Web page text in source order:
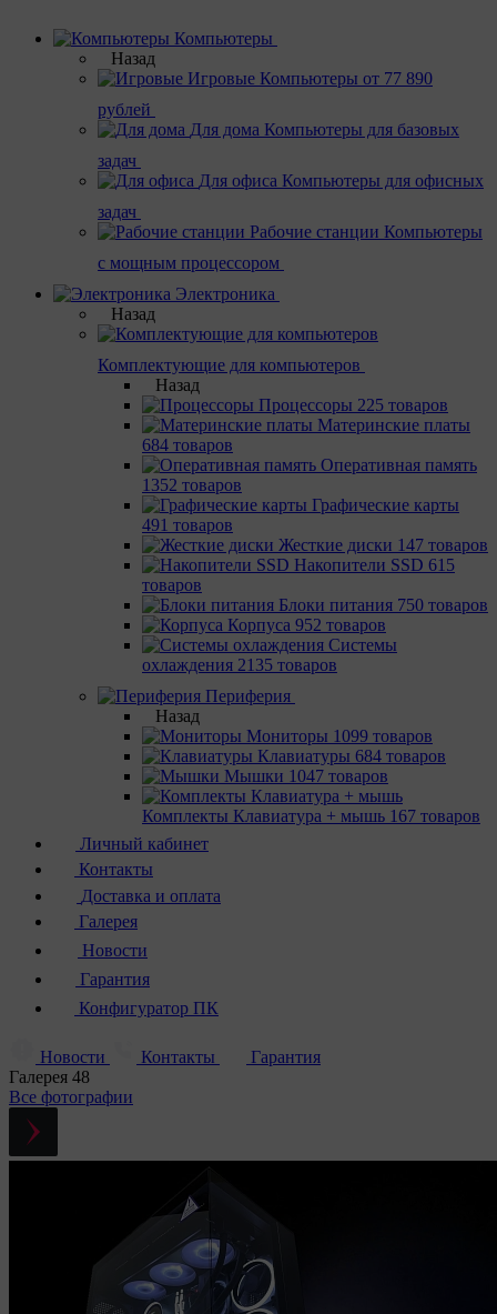
Компьютеры
Назад
Игровые Компьютеры от 77 890
рублей
Для дома Компьютеры для базовых
задач
Для офиса Компьютеры для офисных
задач
Рабочие станции Компьютеры
с мощным процессором
Электроника
Назад
Комплектующие для компьютеров
Назад
Процессоры 225 товаров
Материнcкие платы
684 товаров
Оперативная память
1352 товаров
Графические карты
491 товаров
Жесткие диски 147 товаров
Накопители SSD 615
товаров
Блоки питания 750 товаров
Корпуса 952 товаров
Системы
охлаждения 2135 товаров
Периферия
Назад
Мониторы 1099 товаров
Клавиатуры 684 товаров
Мышки 1047 товаров
Комплекты Клавиатура + мышь 167 товаров
Личный кабинет
Контакты
Доставка и оплата
Галерея
Новости
Гарантия
Конфигуратор ПК
Новости Контакты
Гарантия
Галерея 48
Все фотографии